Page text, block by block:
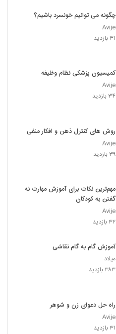
چگونه می توانیم خونسرد باشیم؟
Avije
۳۱ بازدید
کمیسیون پزشکی نظام وظیفه
Avije
۳۴ بازدید
روش های کنترل ذهن و افکار منفی
Avije
۳۹ بازدید
مهم‌ترین نکات برای آموزش مهارت نه
گفتن به کودکان
Avije
۳۲ بازدید
آموزش گام به گام نقاشی
میلاد
۳۸۳ بازدید
راه حل دعوای زن و شوهر
Avije
۳۱ بازدید